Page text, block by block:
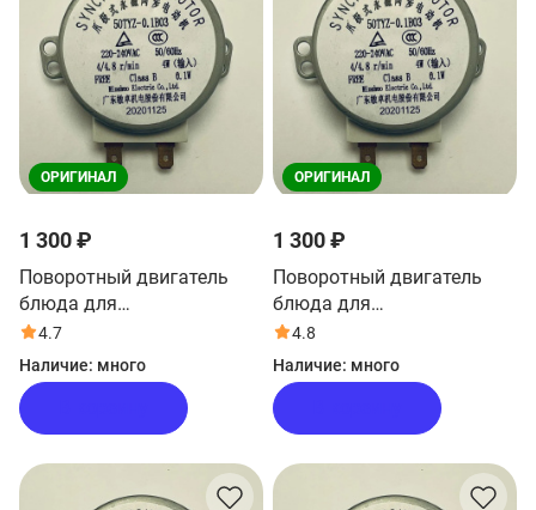
ОРИГИНАЛ
1 300 ₽
Поворотный двигатель
блюда для
микроволновой печи Haier
HMX-MM218W
4.7
Наличие: много
ОРИГИНАЛ
1 300 ₽
Поворотный двигатель
блюда для
микроволновой печи Haier
HMX-DG207S
4.8
Наличие: много